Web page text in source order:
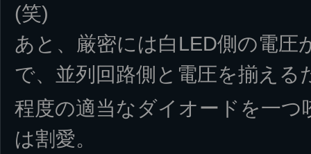
(笑)
あと、厳密には白LED側の電圧
で、並列回路側と電圧を揃える
程度の適当なダイオードを一
は割愛。